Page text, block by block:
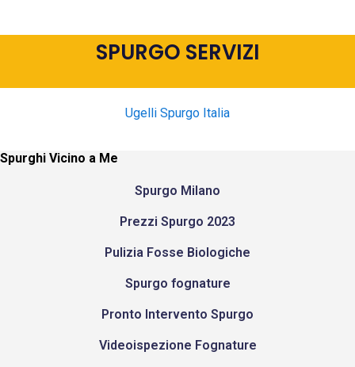
SPURGO SERVIZI
Ugelli Spurgo Italia
Spurghi Vicino a Me
Spurgo Milano
Prezzi Spurgo 2023
Pulizia Fosse Biologiche
Spurgo fognature
Pronto Intervento Spurgo
Videoispezione Fognature